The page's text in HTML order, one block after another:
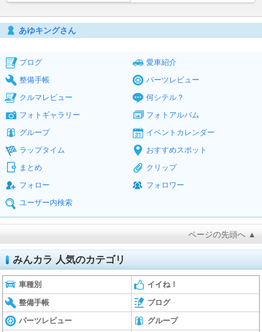
あゆキングさん
ブログ
愛車紹介
整備手帳
パーツレビュー
クルマレビュー
何シテル？
フォトギャラリー
フォトアルバム
グループ
イベントカレンダー
ラップタイム
おすすめスポット
まとめ
クリップ
フォロー
フォロワー
ユーザー内検索
ページの先頭へ ▲
みんカラ 人気のカテゴリ
車種別 イイね！
整備手帳 ブログ
パーツレビュー グループ